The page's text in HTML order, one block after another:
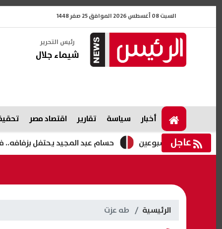
السبت 08 أغسطس 2026 الموافق 25 صفر 1448
رئيس التحرير
شيماء جلال
أخبار سياسة تقارير اقتصاد مصر
عاجل حسام عبد المجيد يحتفل بزفافه.. لمدة أسبوعين
الرئيسية طه عزت